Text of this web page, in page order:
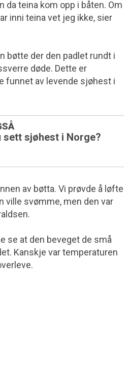
da teina kom opp i båten. Om
inni teina vet jeg ikke, sier
bøtte der den padlet rundt i
døde. Dette er
funnet av levende sjøhest i
sett sjøhest i Norge?
av bøtta. Vi prøvde å løfte
ville svømme, men den var
se at den beveget de små
Kanskje var temperaturen